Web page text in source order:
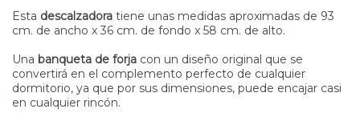
Esta descalzadora tiene unas medidas aproximadas de 93
cm. de ancho x 36 cm. de fondo x 58 cm. de alto.
Una banqueta de forja con un diseño original que se
convertirá en el complemento perfecto de cualquier
dormitorio, ya que por sus dimensiones, puede encajar casi
en cualquier rincón.